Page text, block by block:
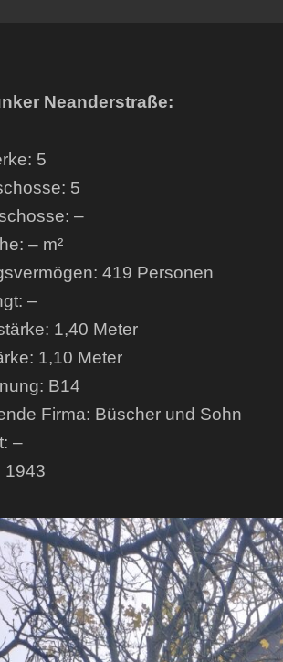
Neanderstraße:
5
5
–
– m²
419 Personen
–
1,40 Meter
1,10 Meter
B14
Firma: Büscher und Sohn
–
1943